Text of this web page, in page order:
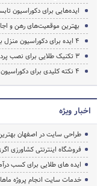
ایده‌هایی برای دکوراسیون
بهترین موقعیت‌های رهن و
4 ایده برای دکوراسیون منزل بدون اتاق خواب
3 تکنیک طلایی برای نصب پرده
4 نکته کلیدی برای دکوراسیون اتاق پسرانه
اخبار ویژه
طراحی سایت در اصفهان
فروشگاه اینترنتی کشاورزی
ایده های طلایی برای کسب
خدمات سایت انجام پروژه